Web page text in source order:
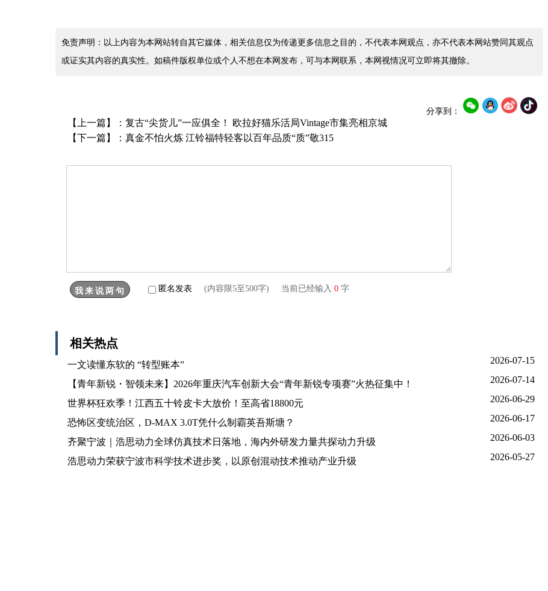
免责声明：以上内容为本网站转自其它媒体，相关信息仅为传递更多信息之目的，不代表本网观点，亦不代表本网站赞同其观点
或证实其内容的真实性。如稿件版权单位或个人不想在本网发布，可与本网联系，本网视情况可立即将其撤除。
分享到：
【上一篇】： 复古“尖货儿”一应俱全！ 欧拉好猫乐活局Vintage市集亮相京城
【下一篇】： 真金不怕火炼 江铃福特轻客以百年品质“质”敬315
匿名发表 (内容限5至500字) 当前已经输入 0 字
相关热点
一文读懂东软的 “转型账本” 2026-07-15
【青年新锐・智领未来】2026年重庆汽车创新大会“青年新锐专项赛”火热征集中！ 2026-07-14
世界杯狂欢季！江西五十铃皮卡大放价！至高省18800元 2026-06-29
恐怖区变统治区，D-MAX 3.0T凭什么制霸英吾斯塘？ 2026-06-17
齐聚宁波｜浩思动力全球仿真技术日落地，海内外研发力量共探动力升级 2026-06-03
浩思动力荣获宁波市科学技术进步奖，以原创混动技术推动产业升级 2026-05-27